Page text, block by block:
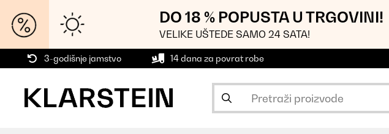
DO 18 % POPUSTA U TRGOVINI!
VELIKE UŠTEDE SAMO 24 SATA!
3-godišnje jamstvo 14 dana za povrat robe